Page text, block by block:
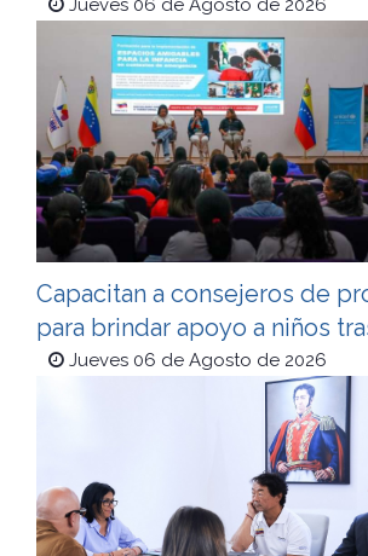
Jueves 06 de Agosto de 2026
Capacitan a consejeros de
para brindar apoyo a niños
Jueves 06 de Agosto de 2026